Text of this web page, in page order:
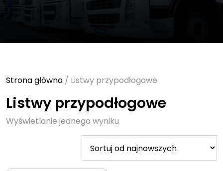
Strona główna / Listwy przypodłogowe
Listwy przypodłogowe
Wyświetlanie jednego wyniku